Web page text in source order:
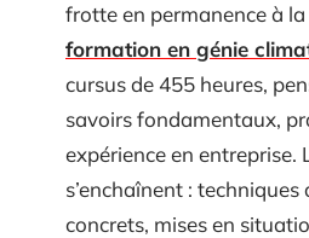
frotte en permanence à
formation en génie
cursus de 455 heures,
savoirs fondamentaux,
expérience en entreprise.
s’enchaînent :
concrets, mises en